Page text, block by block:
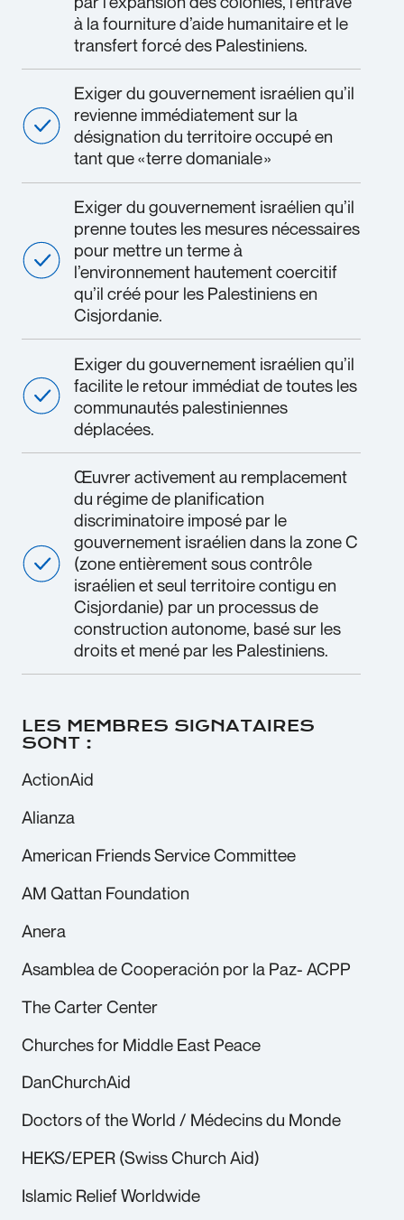
à la fourniture d’aide humanitaire et le
transfert forcé des Palestiniens.
Exiger du gouvernement israélien qu’il
revienne immédiatement sur la
désignation du territoire occupé en
tant que « terre domaniale »​
Exiger du gouvernement israélien qu’il
prenne toutes les mesures nécessaires
pour mettre un terme à
l’environnement hautement coercitif
qu’il créé pour les Palestiniens en
Cisjordanie.
Exiger du gouvernement israélien qu’il
facilite le retour immédiat de toutes les
communautés palestiniennes
déplacées.
Œuvrer activement au remplacement
du régime de planification
discriminatoire imposé par le
gouvernement israélien dans la zone C
(zone entièrement sous contrôle
israélien et seul territoire contigu en
Cisjordanie) par un processus de
construction autonome, basé sur les
droits et mené par les Palestiniens.
LES MEMBRES SIGNATAIRES
SONT :
ActionAid
Alianza
American Friends Service Committee
AM Qattan Foundation
Anera
Asamblea de Cooperación por la Paz- ACPP
The Carter Center
Churches for Middle East Peace
DanChurchAid
Doctors of the World / Médecins du Monde
HEKS/EPER (Swiss Church Aid)
Islamic Relief Worldwide